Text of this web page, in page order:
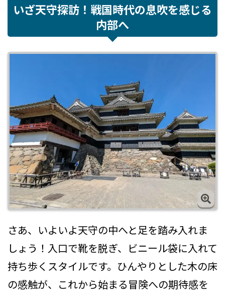
いざ天守探訪！戦国時代の息吹を感じる
内部へ
さあ、いよいよ天守の中へと足を踏み入れま
しょう！入口で靴を脱ぎ、ビニール袋に入れて
持ち歩くスタイルです。ひんやりとした木の床
の感触が、これから始まる冒険への期待感を